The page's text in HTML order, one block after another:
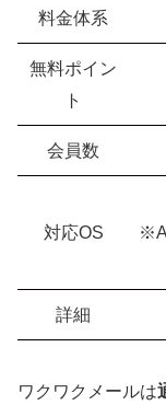
料金体系
無料ポイン
ト
会員数
対応OS
詳細
ワクワクメールは